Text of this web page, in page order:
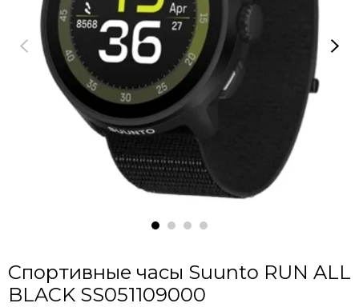
Спортивные часы Suunto RUN ALL
BLACK SS051109000